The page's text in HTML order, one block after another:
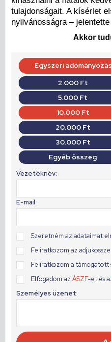
tulajdonságait. A kísérlet
nyilvánosságra –
Akkor